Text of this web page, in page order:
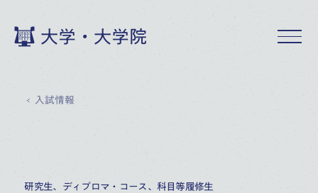
大学・大学院
入試情報
研究生、ディプロマ・コース、科目等履修生